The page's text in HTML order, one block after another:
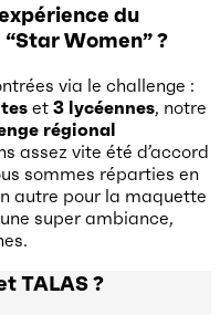
du
Women” ?
via le challenge :
et 3 lycéennes, notre
régional
assez vite été d’accord
sommes réparties en
autre pour la maquette
super ambiance,
TALAS ?